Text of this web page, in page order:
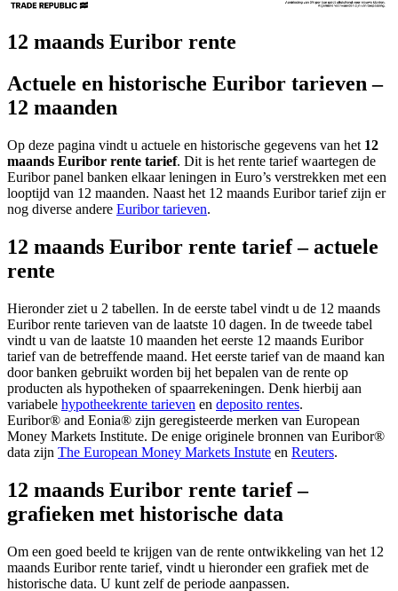
12 maands Euribor rente
Actuele en historische Euribor tarieven –
12 maanden
Op deze pagina vindt u actuele en historische gegevens van het 12
maands Euribor rente tarief. Dit is het rente tarief waartegen de
Euribor panel banken elkaar leningen in Euro’s verstrekken met een
looptijd van 12 maanden. Naast het 12 maands Euribor tarief zijn er
nog diverse andere Euribor tarieven.
12 maands Euribor rente tarief – actuele
rente
Hieronder ziet u 2 tabellen. In de eerste tabel vindt u de 12 maands
Euribor rente tarieven van de laatste 10 dagen. In de tweede tabel
vindt u van de laatste 10 maanden het eerste 12 maands Euribor
tarief van de betreffende maand. Het eerste tarief van de maand kan
door banken gebruikt worden bij het bepalen van de rente op
producten als hypotheken of spaarrekeningen. Denk hierbij aan
variabele hypotheekrente tarieven en deposito rentes.
Euribor® and Eonia® zijn geregisteerde merken van European
Money Markets Institute. De enige originele bronnen van Euribor®
data zijn The European Money Markets Instute en Reuters.
12 maands Euribor rente tarief –
grafieken met historische data
Om een goed beeld te krijgen van de rente ontwikkeling van het 12
maands Euribor rente tarief, vindt u hieronder een grafiek met de
historische data. U kunt zelf de periode aanpassen.